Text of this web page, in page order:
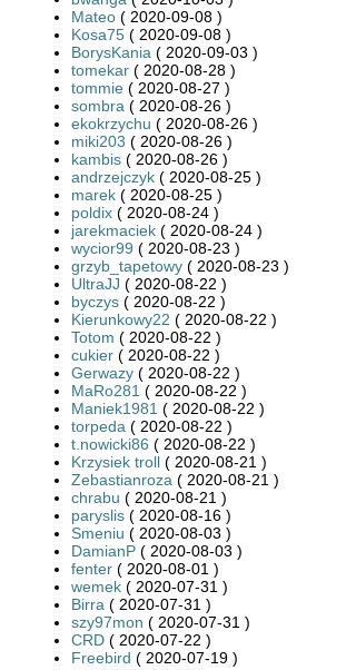
Mateo ( 2020-09-08 )
Kosa75 ( 2020-09-08 )
BorysKania ( 2020-09-03 )
tomekar ( 2020-08-28 )
tommie ( 2020-08-27 )
sombra ( 2020-08-26 )
ekokrzychu ( 2020-08-26 )
miki203 ( 2020-08-26 )
kambis ( 2020-08-26 )
andrzejczyk ( 2020-08-25 )
marek ( 2020-08-25 )
poldix ( 2020-08-24 )
jarekmaciek ( 2020-08-24 )
wycior99 ( 2020-08-23 )
grzyb_tapetowy ( 2020-08-23 )
UltraJJ ( 2020-08-22 )
byczys ( 2020-08-22 )
Kierunkowy22 ( 2020-08-22 )
Totom ( 2020-08-22 )
cukier ( 2020-08-22 )
Gerwazy ( 2020-08-22 )
MaRo281 ( 2020-08-22 )
Maniek1981 ( 2020-08-22 )
torpeda ( 2020-08-22 )
t.nowicki86 ( 2020-08-22 )
Krzysiek troll ( 2020-08-21 )
Zebastianroza ( 2020-08-21 )
chrabu ( 2020-08-21 )
paryslis ( 2020-08-16 )
Smeniu ( 2020-08-03 )
DamianP ( 2020-08-03 )
fenter ( 2020-08-01 )
wemek ( 2020-07-31 )
Birra ( 2020-07-31 )
szy97mon ( 2020-07-31 )
CRD ( 2020-07-22 )
Freebird ( 2020-07-19 )